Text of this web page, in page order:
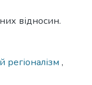
відносин.
регіоналізм ,